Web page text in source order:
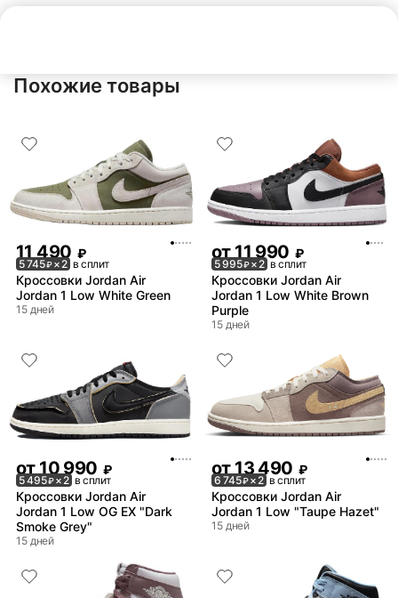
Похожие товары
11 490 ₽
5 745₽× 2 в сплит
Кроссовки Jordan Air
Jordan 1 Low White Green
15 дней
от11 990 ₽
5 995₽× 2 в сплит
Кроссовки Jordan Air
Jordan 1 Low White Brown
Purple
15 дней
от 10 990 ₽
5 495₽× 2 в сплит
Кроссовки Jordan Air
Jordan 1 Low OG EX "Dark
Smoke Grey"
15 дней
от 13 490 ₽
6 745₽× 2 в сплит
Кроссовки Jordan Air
Jordan 1 Low "Taupe Hazet"
15 дней